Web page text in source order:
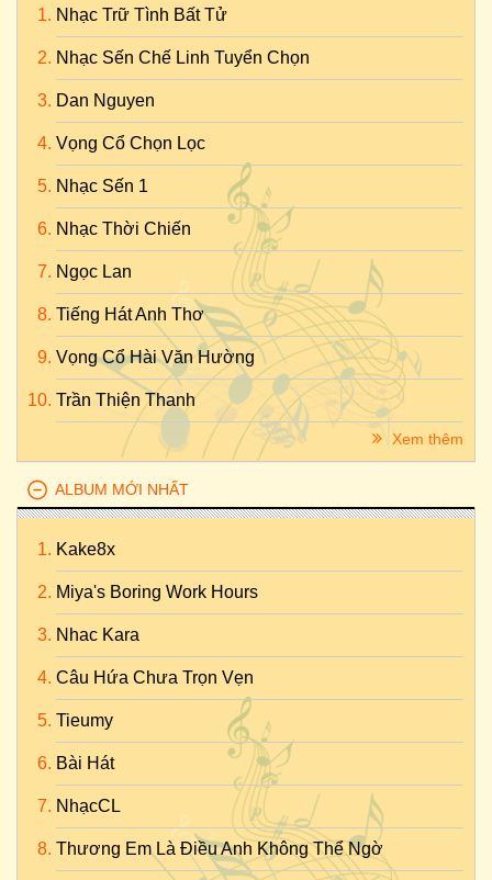
Nhạc Trữ Tình Bất Tử
Nhạc Sến Chế Linh Tuyển Chọn
Dan Nguyen
Vọng Cổ Chọn Lọc
Nhạc Sến 1
Nhạc Thời Chiến
Ngọc Lan
Tiếng Hát Anh Thơ
Vọng Cổ Hài Văn Hường
Trần Thiện Thanh
Xem thêm
ALBUM MỚI NHẤT
Kake8x
Miya's Boring Work Hours
Nhac Kara
Câu Hứa Chưa Trọn Vẹn
Tieumy
Bài Hát
NhạcCL
Thương Em Là Điều Anh Không Thể Ngờ